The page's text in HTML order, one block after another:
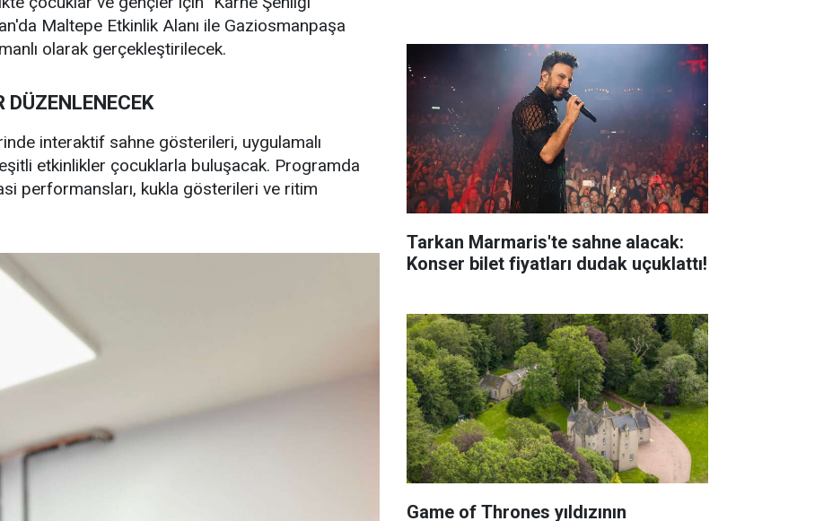
Maltepe Etkinlik Alanı ile Gaziosmanpaşa
olarak gerçekleştirilecek.
DÜZENLENECEK
interaktif sahne gösterileri, uygulamalı
etkinlikler çocuklarla buluşacak. Programda
performansları, kukla gösterileri ve ritim
Tarkan Marmaris'te sahne alacak:
Konser bilet fiyatları dudak uçuklattı!
Game of Thrones yıldızının